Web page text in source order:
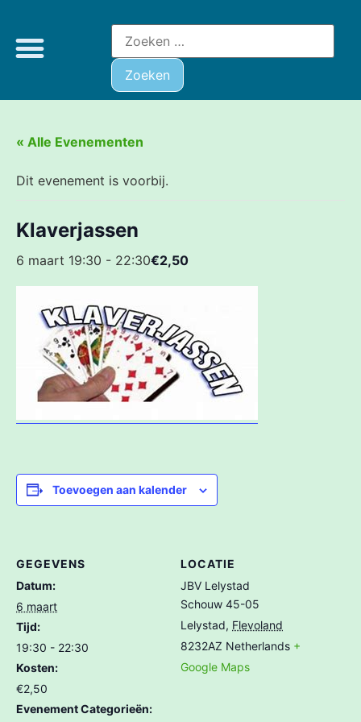
« Alle Evenementen
Dit evenement is voorbij.
Klaverjassen
6 maart 19:30 - 22:30€2,50
Toevoegen aan kalender
GEGEVENS
Datum:
6 maart
Tijd:
19:30 - 22:30
Kosten:
€2,50
Evenement Categorieën:
LOCATIE
JBV Lelystad
Schouw 45-05
Lelystad, Flevoland
8232AZ Netherlands +
Google Maps